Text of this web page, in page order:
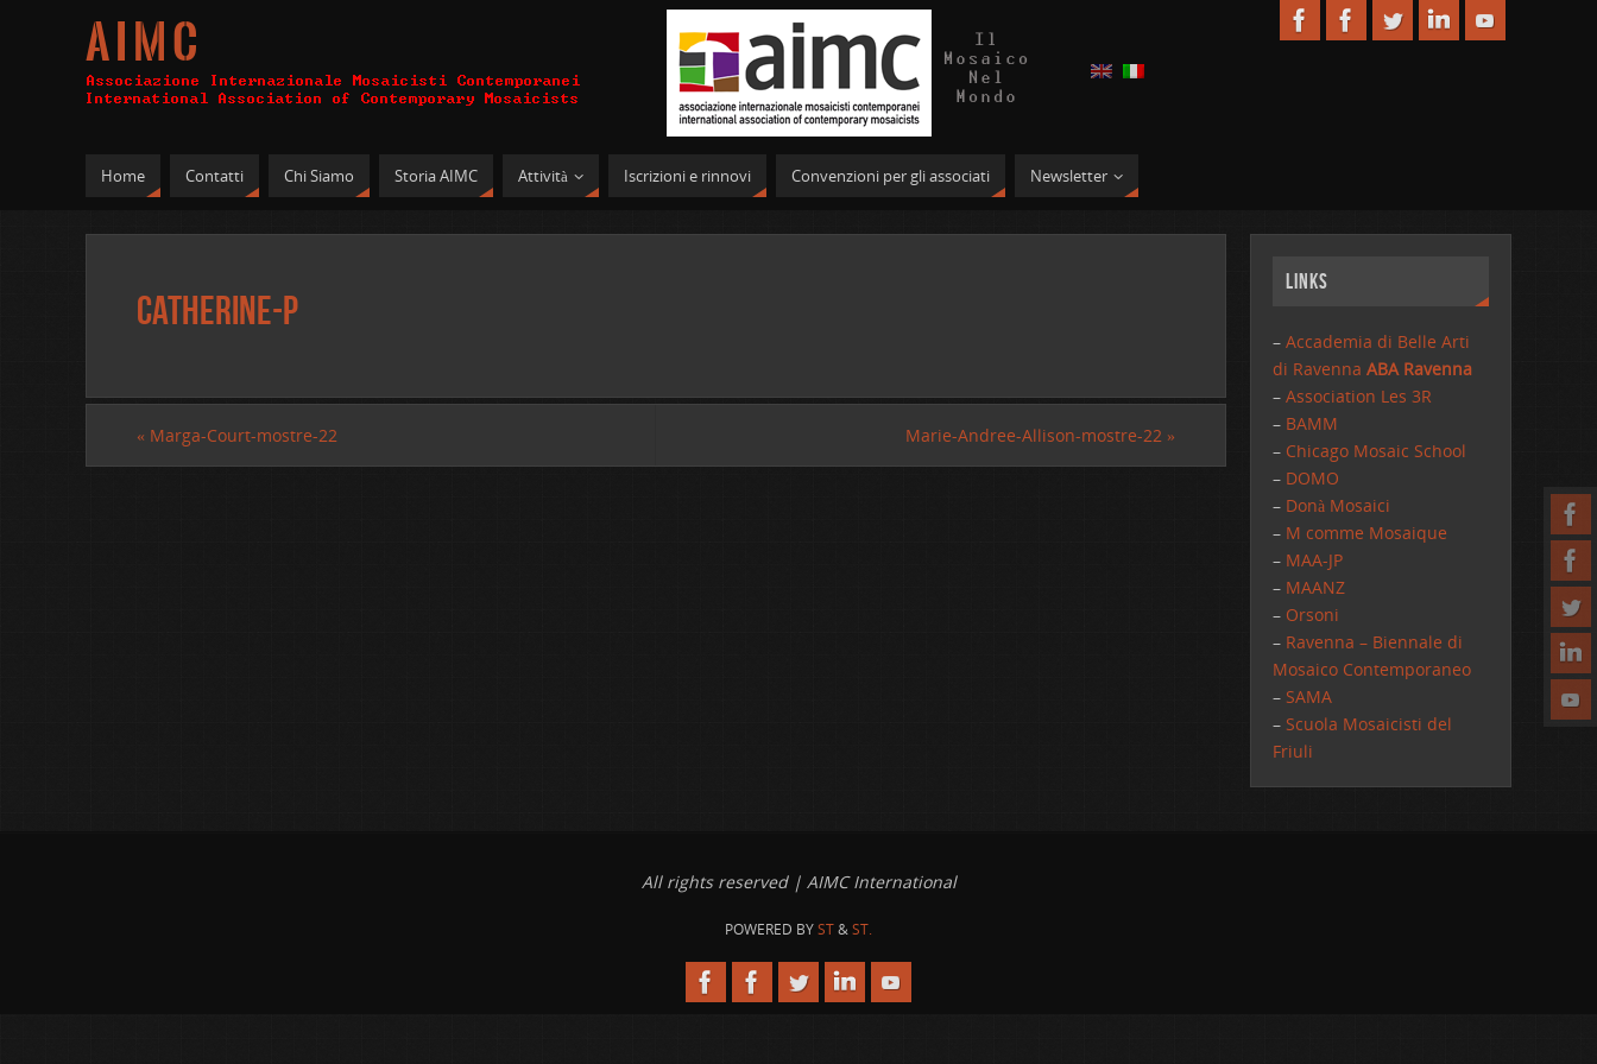
A I M C
Home Contatti Chi Siamo Storia AIMC Attività Iscrizioni e rinnovi Convenzioni per gli associati Newsletter
Catherine-P
« Marga-Court-mostre-22 Marie-Andree-Allison-mostre-22 »
Links
– Accademia di Belle Arti
di RavennaABA Ravenna
–Association Les 3R
– BAMM
– Chicago Mosaic School
– DOMO
– Donà Mosaici
– M comme Mosaique
– MAA-JP
– MAANZ
– Orsoni
– Ravenna – Biennale di
Mosaico Contemporaneo
– SAMA
– Scuola Mosaicisti del
Friuli
All rights reserved | AIMC International
POWERED BYST&ST.